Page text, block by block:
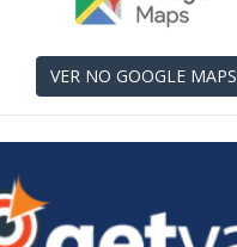
VER NO GOOGLE MAPS